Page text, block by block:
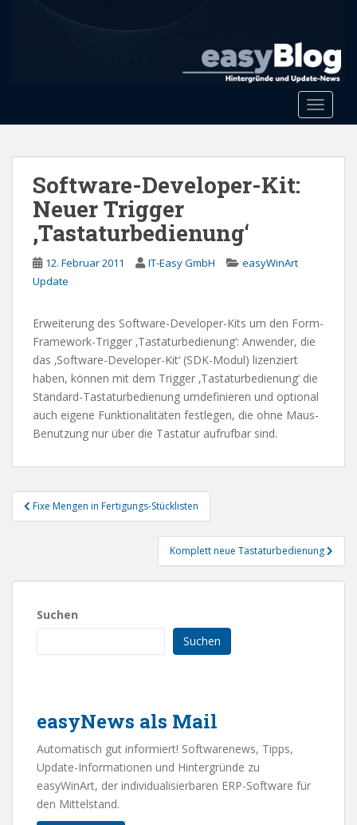
Toggle
Software-Developer-Kit:
Neuer Trigger
‚Tastaturbedienung‘
12. Februar 2011 IT-Easy GmbH
easyWinArt
Update
Erweiterung des Software-Developer-Kits um den Form-
Framework-Trigger ‚Tastaturbedienung‘: Anwender, die
das ‚Software-Developer-Kit‘ (SDK-Modul) lizenziert
haben, können mit dem Trigger ‚Tastaturbedienung‘ die
Standard-Tastaturbedienung umdefinieren und optional
auch eigene Funktionalitäten festlegen, die ohne Maus-
Benutzung nur über die Tastatur aufrufbar sind.
Beitragsnavigation
Fixe Mengen in Fertigungs-Stücklisten
Komplett neue Tastaturbedienung
Suchen
Suchen
easyNews als Mail
Automatisch gut informiert! Softwarenews, Tipps,
Update-Informationen und Hintergründe zu
easyWinArt, der individualisierbaren ERP-Software für
den Mittelstand.